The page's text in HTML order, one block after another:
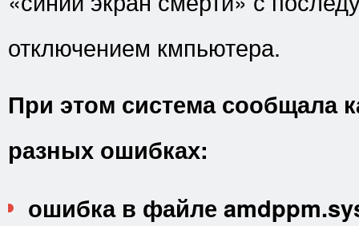
отключением кмпьютера.
При этом система сообщала
разных ошибках:
ошибка в файле